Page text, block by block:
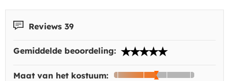
Reviews 39
Gemiddelde beoordeling:
Maat van het kostuum: